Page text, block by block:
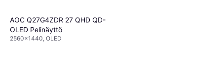
AOC Q27G4ZDR 27 QHD QD-
OLED Pelinäyttö
2560x1440, OLED